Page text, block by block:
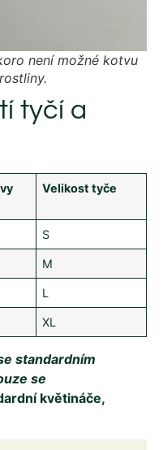
není možné kotvu
tyčí a
Velikost tyče
S
M
L
XL
standardním
se
květináče,